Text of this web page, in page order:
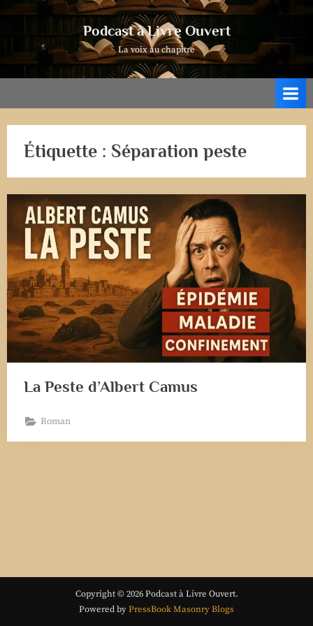
Podcast à Livre Ouvert
La voix au chapitre
Étiquette : Séparation peste
La Peste d’Albert Camus
Roman
Copyright © 2026 Podcast à Livre Ouvert.
Powered byPressBook Masonry Blogs